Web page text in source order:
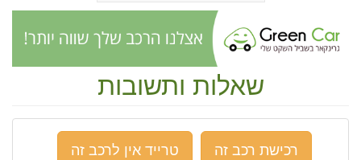
שאלות ותשובות
רכישת רכב זה
טרייד אין לרכב זה